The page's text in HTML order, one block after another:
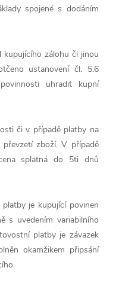
spojené s dodáním
zálohu či jinou
ustanovení čl. 5.6
uhradit kupní
či v případě platby na
zboží. V případě
splatná do 5ti dnů
je kupující povinen
s uvedením variabilního
platby je závazek
okamžikem připsání